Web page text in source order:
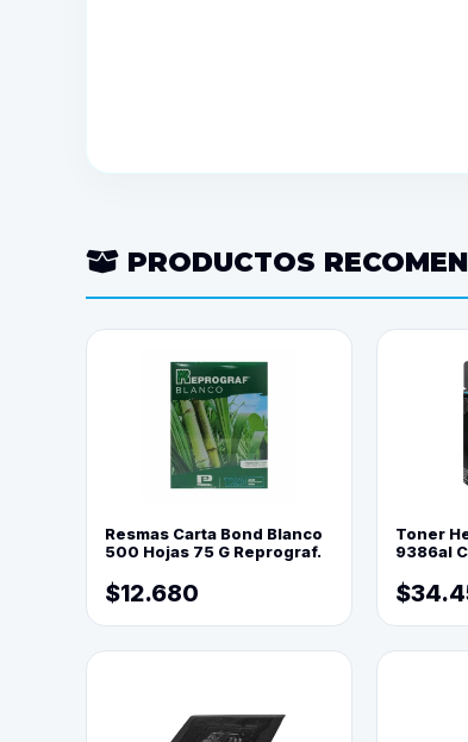
PRODUCTOS
Resmas Carta Bond Blanco
500 Hojas 75 G Reprograf.
$12.680
Toner
9386al